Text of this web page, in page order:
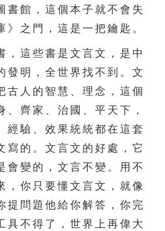
書館，這個本子就不會失
》之門，這是一把鑰匙。
這些書是文言文，是中
發明，全世界找不到。文
古人的智慧、理念，這個
、齊家、治國、平天下，
經驗、效果統統都在這套
寫的。文言文的好處，它
會變的，文言不變。用不
，你只要懂文言文，就像
提問題他給你解答，你完
具不得了，世界上再偉大